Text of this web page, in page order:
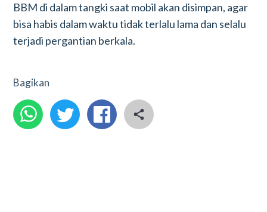
BBM di dalam tangki saat mobil akan disimpan, agar
bisa habis dalam waktu tidak terlalu lama dan selalu
terjadi pergantian berkala.
Bagikan